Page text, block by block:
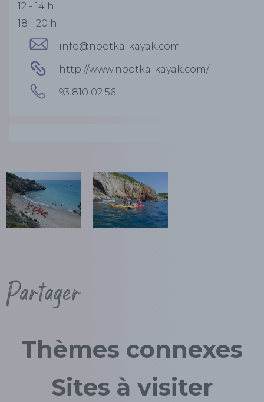
12 - 14 h
18 - 20 h
info@nootka-kayak.com
http://www.nootka-kayak.com/
93 810 02 56
Partager
Thèmes connexes
Sites à visiter